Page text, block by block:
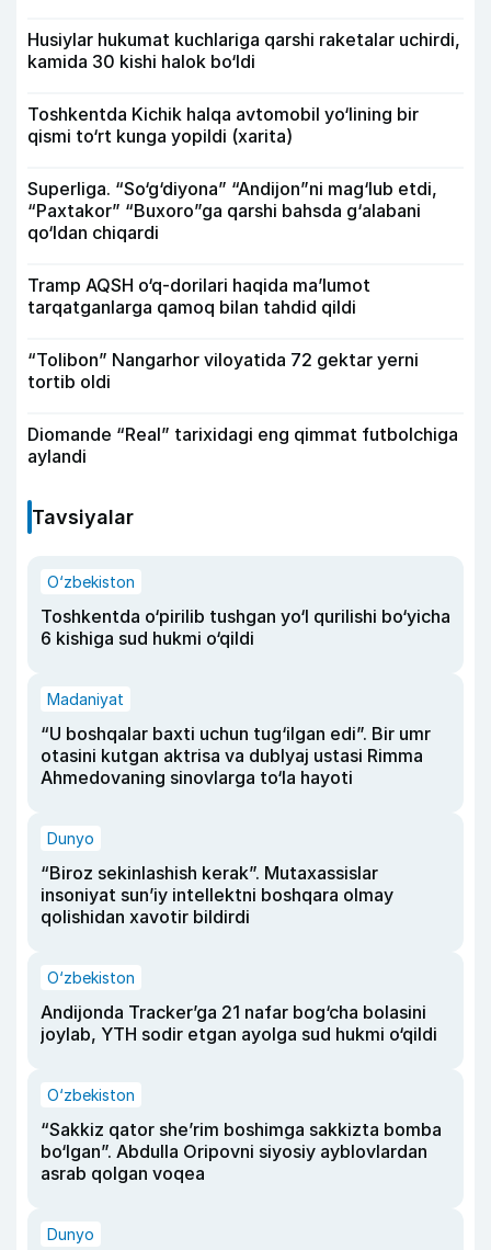
Husiylar hukumat kuchlariga qarshi raketalar uchirdi,
kamida 30 kishi halok bo‘ldi
Toshkentda Kichik halqa avtomobil yo‘lining bir
qismi to‘rt kunga yopildi (xarita)
Superliga. “So‘g‘diyona” “Andijon”ni mag‘lub etdi,
“Paxtakor” “Buxoro”ga qarshi bahsda g‘alabani
qo‘ldan chiqardi
Tramp AQSH o‘q-dorilari haqida ma’lumot
tarqatganlarga qamoq bilan tahdid qildi
“Tolibon” Nangarhor viloyatida 72 gektar yerni
tortib oldi
Diomande “Real” tarixidagi eng qimmat futbolchiga
aylandi
Tavsiyalar
O‘zbekiston
Toshkentda o‘pirilib tushgan yo‘l qurilishi bo‘yicha
6 kishiga sud hukmi o‘qildi
Madaniyat
“U boshqalar baxti uchun tug‘ilgan edi”. Bir umr
otasini kutgan aktrisa va dublyaj ustasi Rimma
Ahmedovaning sinovlarga to‘la hayoti
Dunyo
“Biroz sekinlashish kerak”. Mutaxassislar
insoniyat sun’iy intellektni boshqara olmay
qolishidan xavotir bildirdi
O‘zbekiston
Andijonda Tracker’ga 21 nafar bog‘cha bolasini
joylab, YTH sodir etgan ayolga sud hukmi o‘qildi
O‘zbekiston
“Sakkiz qator she’rim boshimga sakkizta bomba
bo‘lgan”. Abdulla Oripovni siyosiy ayblovlardan
asrab qolgan voqea
Dunyo